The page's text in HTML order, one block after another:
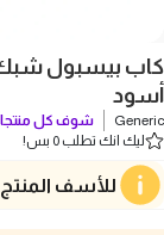
كاب بيسبول شبك
أسود
Generic شوف كل
ليك انك تطلب 0 بس!
للأسف